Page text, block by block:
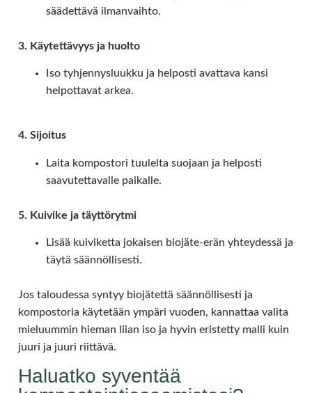
säädettävä ilmanvaihto.
3. Käytettävyys ja huolto
Iso tyhjennysluukku ja helposti avattava kansi
helpottavat arkea.
4. Sijoitus
Laita kompostori tuulelta suojaan ja helposti
saavutettavalle paikalle.
5. Kuivike ja täyttörytmi
Lisää kuiviketta jokaisen biojäte-erän yhteydessä ja
täytä säännöllisesti.
Jos taloudessa syntyy biojätettä säännöllisesti ja
kompostoria käytetään ympäri vuoden, kannattaa valita
mieluummin hieman liian iso ja hyvin eristetty malli kuin
juuri ja juuri riittävä.
Haluatko syventää